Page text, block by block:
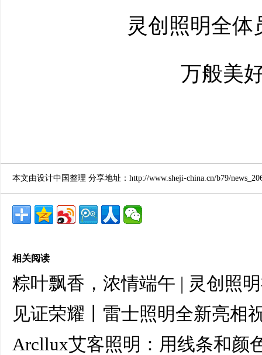
灵创照明全体
万般美好
本文由设计中国整理 分享地址：http://www.sheji-china.cn/b79/
相关阅读
粽叶飘香，浓情端午 | 灵创照
见证荣耀丨雷士照明全新亮相
Arcllux艾客照明：用线条和颜